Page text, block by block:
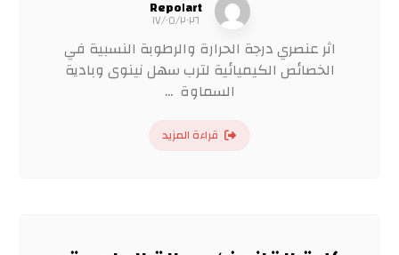
Repo١art
١٧/٠٥/٢٠٢٦
اثر عنصري درجة الحرارة والرطوبة النسبية في
الخصائص الكيميائية لترب سهل نينوى وبادية
السماوة ...
قراءة المزيد